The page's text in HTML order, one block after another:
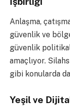
Anlaşma,
güvenlik ve
güvenlik
amaçlıyor.
gibi konularda
Yeşil ve